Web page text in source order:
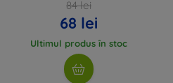
84 lei
68 lei
Ultimul produs în stoc